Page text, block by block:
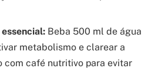
Beba 500 ml de água
metabolismo e clarear a
com café nutritivo para evitar